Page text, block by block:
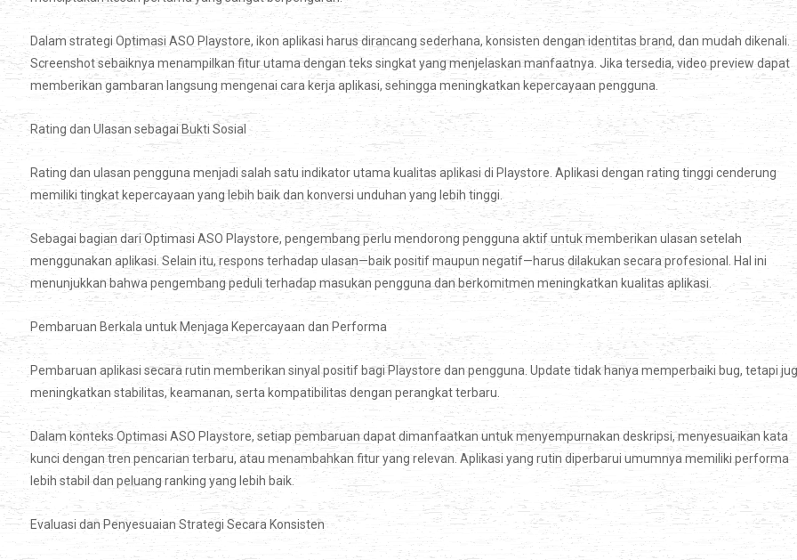
Dalam strategi Optimasi ASO Playstore, ikon aplikasi harus dirancang sederhana, konsisten dengan identitas brand, dan mudah dikenali.
Screenshot sebaiknya menampilkan fitur utama dengan teks singkat yang menjelaskan manfaatnya. Jika tersedia, video preview dapat
memberikan gambaran langsung mengenai cara kerja aplikasi, sehingga meningkatkan kepercayaan pengguna.
Rating dan Ulasan sebagai Bukti Sosial
Rating dan ulasan pengguna menjadi salah satu indikator utama kualitas aplikasi di Playstore. Aplikasi dengan rating tinggi cenderung
memiliki tingkat kepercayaan yang lebih baik dan konversi unduhan yang lebih tinggi.
Sebagai bagian dari Optimasi ASO Playstore, pengembang perlu mendorong pengguna aktif untuk memberikan ulasan setelah
menggunakan aplikasi. Selain itu, respons terhadap ulasan—baik positif maupun negatif—harus dilakukan secara profesional. Hal ini
menunjukkan bahwa pengembang peduli terhadap masukan pengguna dan berkomitmen meningkatkan kualitas aplikasi.
Pembaruan Berkala untuk Menjaga Kepercayaan dan Performa
Pembaruan aplikasi secara rutin memberikan sinyal positif bagi Playstore dan pengguna. Update tidak hanya memperbaiki bug, tetapi
meningkatkan stabilitas, keamanan, serta kompatibilitas dengan perangkat terbaru.
Dalam konteks Optimasi ASO Playstore, setiap pembaruan dapat dimanfaatkan untuk menyempurnakan deskripsi, menyesuaikan kata
kunci dengan tren pencarian terbaru, atau menambahkan fitur yang relevan. Aplikasi yang rutin diperbarui umumnya memiliki performa
lebih stabil dan peluang ranking yang lebih baik.
Evaluasi dan Penyesuaian Strategi Secara Konsisten